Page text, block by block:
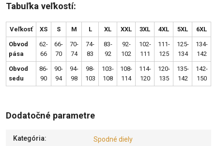
Tabuľka veľkostí:
Veľkosť XS S M L XL XXL 3XL 4XL 5XL 6XL
Obvod
pása
62-
66
66-
70
70-
74
74-
83
83-
92
92-
102
102-
111
111-
125
125-
134
134-
142
Obvod
sedu
86-
90
90-
94
94-
98
98-
103
103-
108
108-
114
114-
120
120-
135
135-
142
142-
150
Dodatočné parametre
Kategória: Spodné diely